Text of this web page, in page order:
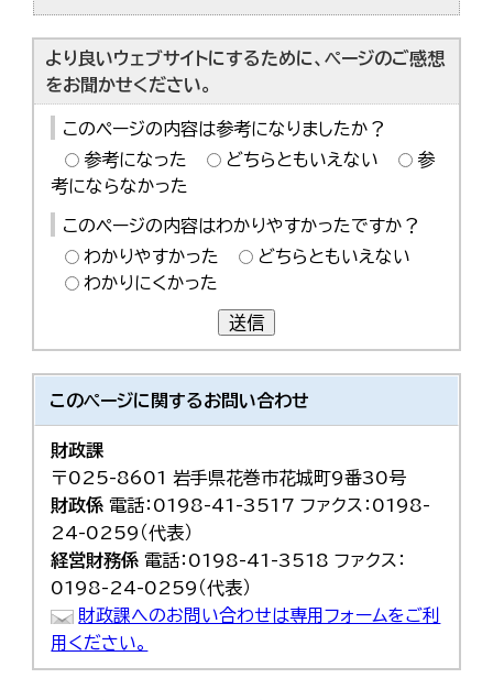
より良いウェブサイトにするために、ページのご感想
をお聞かせください。
このページの内容は参考になりましたか？
参考になった
どちらともいえない
参
考にならなかった
このページの内容はわかりやすかったですか？
わかりやすかった
どちらともいえない
わかりにくかった
送信
このページに関するお問い合わせ
財政課
〒025-8601 岩手県花巻市花城町9番30号
財政係 電話：0198-41-3517 ファクス：0198-
24-0259（代表）
経営財務係 電話：0198-41-3518 ファクス：
0198-24-0259（代表）
財政課へのお問い合わせは専用フォームをご利
用ください。